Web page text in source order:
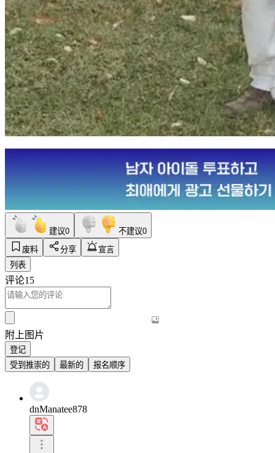
建议0 不建议0
废料
分享
宣言
列表
评论15
附上图片
登记
受到推崇的
最新的 报名顺序
dnManatee878